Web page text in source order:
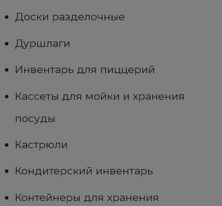
Доски разделочные
Дуршлаги
Инвентарь для пиццерий
Кассеты для мойки и хранения
посуды
Кастрюли
Кондитерский инвентарь
Контейнеры для хранения